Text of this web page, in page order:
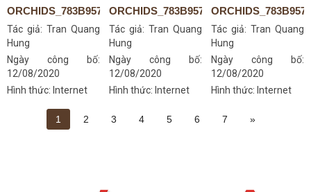
ORCHIDS_783B9578S
Tác giả:Tran Quang
Hung
Ngày công bố:
12/08/2020
Hình thức: Internet
ORCHIDS_783B9570S_14152003076
Tác giả: Tran Quang
Hung
Ngày công bố:
12/08/2020
Hình thức: Internet
Tác giả: Tran Quang
Hung
Ngày công bố:
12/08/2020
Hình thức: Internet
1 2 3 4 5 6 7 »